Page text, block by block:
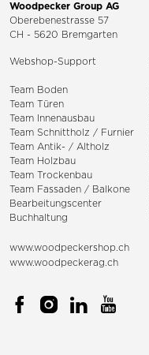
Woodpecker Group AG
Oberebenestrasse 57
CH - 5620 Bremgarten
Webshop-Support
Team Boden
Team Türen
Team Innenausbau
Team Schnittholz / Furnier
Team Antik- / Altholz
Team Holzbau
Team Trockenbau
Team Fassaden / Balkone
Bearbeitungscenter
Buchhaltung
www.woodpeckershop.ch
www.woodpeckerag.ch